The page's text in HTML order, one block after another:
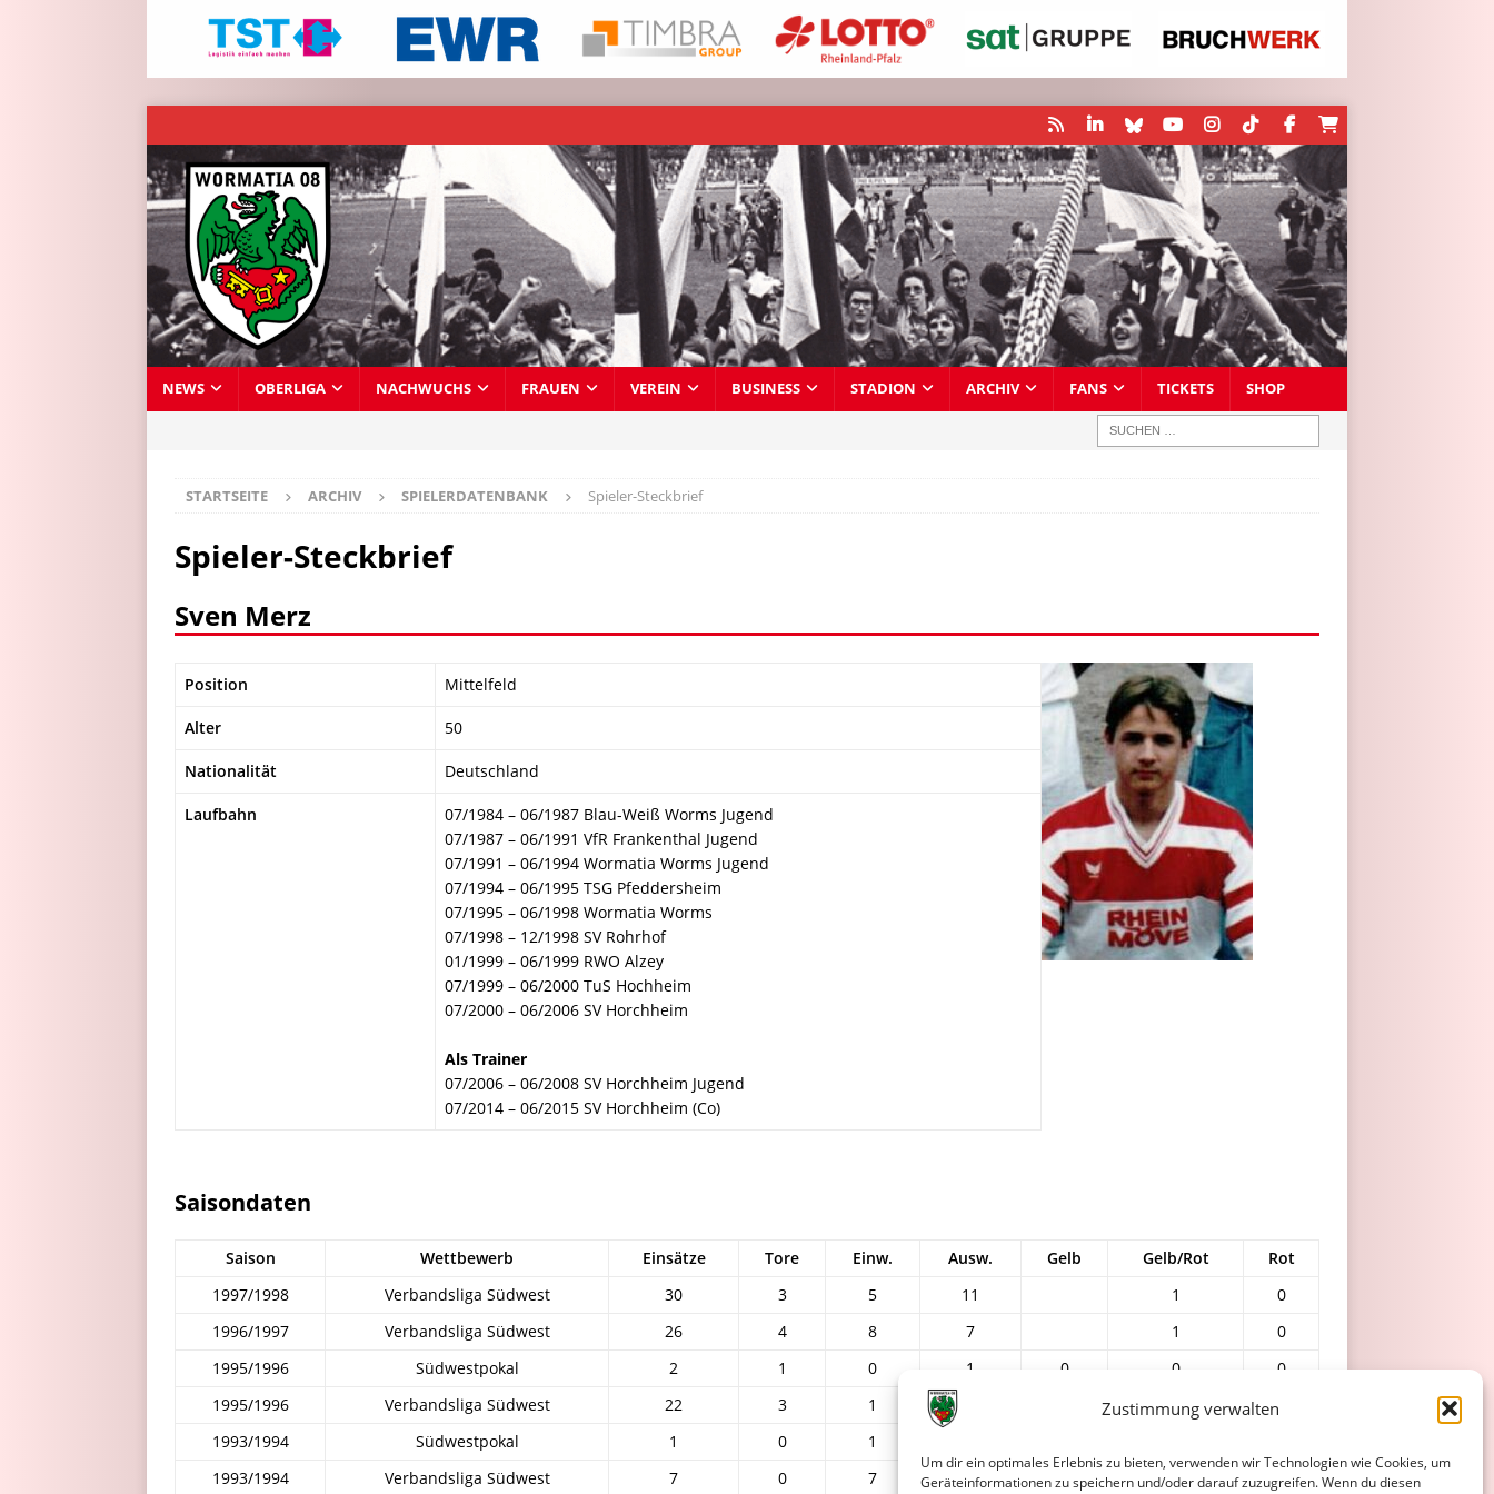
Zustimmung verwalten
Um dir ein optimales Erlebnis zu bieten, verwenden wir Technologien wie Cookies, um
Geräteinformationen zu speichern und/oder darauf zuzugreifen. Wenn du diesen
NEWS OBERLIGA NACHWUCHS FRAUEN VEREIN BUSINESS STADION ARCHIV FANS TICKETS SHOP
STARTSEITE ARCHIV SPIELERDATENBANK Spieler-Steckbrief
Spieler-Steckbrief
Sven Merz
Position Mittelfeld
Alter 50
Nationalität Deutschland
Laufbahn
07/1984 – 06/1987 Blau-Weiß Worms Jugend
07/1987 – 06/1991 VfR Frankenthal Jugend
07/1991 – 06/1994 Wormatia Worms Jugend
07/1994 – 06/1995 TSG Pfeddersheim
07/1995 – 06/1998 Wormatia Worms
07/1998 – 12/1998 SV Rohrhof
01/1999 – 06/1999 RWO Alzey
07/1999 – 06/2000 TuS Hochheim
07/2000 – 06/2006 SV Horchheim
Als Trainer
07/2006 – 06/2008 SV Horchheim Jugend
07/2014 – 06/2015 SV Horchheim (Co)
Saisondaten
Saison Wettbewerb Einsätze Tore Einw. Ausw. Gelb Gelb/Rot
Rot
1997/1998
Verbandsliga Südwest 30 3 5 11 1
0
1996/1997
Verbandsliga Südwest 26 4 8 7 1
0
1995/1996
Südwestpokal 2 1 0 1 0 0
0
1995/1996
Verbandsliga Südwest 22 3 1 1
0
1993/1994
Südwestpokal 1 0 1
1993/1994
Verbandsliga Südwest 7 0 7 0 0